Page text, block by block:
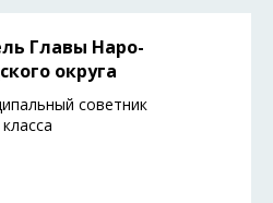
Главы Наро-
округа
советник